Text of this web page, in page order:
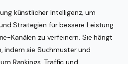
künstlicher Intelligenz, um
Strategien für bessere Leistung
Kanälen zu verfeinern. Sie hängt
indem sie Suchmuster und
Rankings, Traffic und